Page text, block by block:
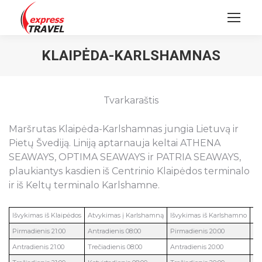
KLAIPĖDA-KARLSHAMNAS
Tvarkaraštis
Maršrutas Klaipėda-Karlshamnas jungia Lietuvą ir
Pietų Švediją. Liniją aptarnauja keltai ATHENA
SEAWAYS, OPTIMA SEAWAYS ir PATRIA SEAWAYS,
plaukiantys kasdien iš Centrinio Klaipėdos terminalo
ir iš Keltų terminalo Karlshamne.
Išvykimas iš Klaipėdos Atvykimas į Karlshamną Išvykimas iš Karlshamno
Pirmadienis 21:00
Antradienis 08:00 Pirmadienis 20:00
Antradienis 21:00
Trečiadienis 08:00 Antradienis 20:00